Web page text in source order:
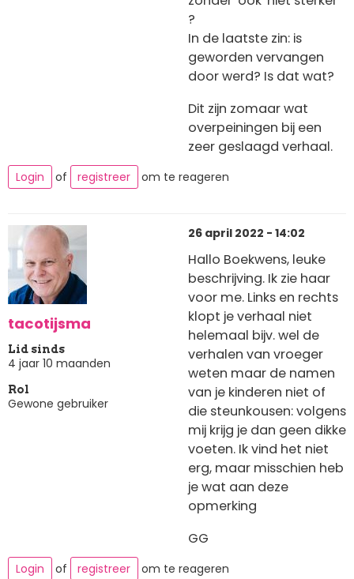
?
In de laatste zin: is
geworden vervangen
door werd? Is dat wat?
Dit zijn zomaar wat
overpeiningen bij een
zeer geslaagd verhaal.
Login of registreer om te reageren
tacotijsma
Lid sinds
4 jaar 10 maanden
Rol
Gewone gebruiker
26 april 2022 - 14:02
Hallo Boekwens, leuke
beschrijving. Ik zie haar
voor me. Links en rechts
klopt je verhaal niet
helemaal bijv. wel de
verhalen van vroeger
weten maar de namen
van je kinderen niet of
die steunkousen: volgens
mij krijg je dan geen dikke
voeten. Ik vind het niet
erg, maar misschien heb
je wat aan deze
opmerking
GG
Login of registreer om te reageren